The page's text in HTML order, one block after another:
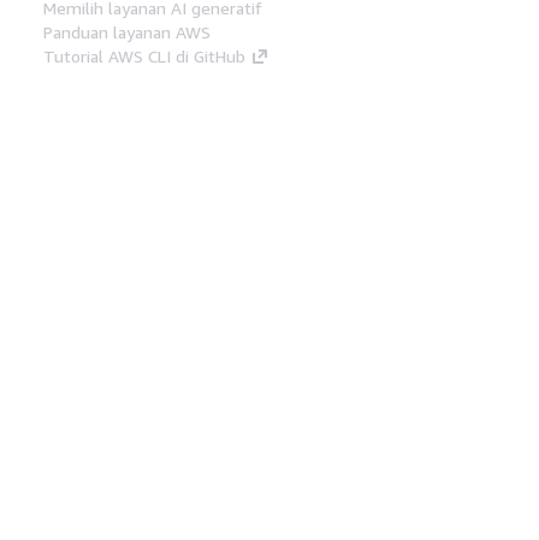
Memilih layanan AI generatif
Panduan layanan AWS
Tutorial AWS CLI di GitHub